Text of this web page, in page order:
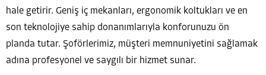
hale getirir. Geniş iç mekanları, ergonomik koltukları ve en
son teknolojiye sahip donanımlarıyla konforunuzu ön
planda tutar. Şoförlerimiz, müşteri memnuniyetini sağlamak
adına profesyonel ve saygılı bir hizmet sunar.